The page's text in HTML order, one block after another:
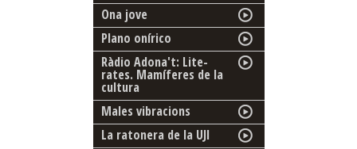
Ona jove
Plano onírico
Ràdio Adona't: Lite-
rates. Mamíferes de la
cultura
Males vibracions
La ratonera de la UJI